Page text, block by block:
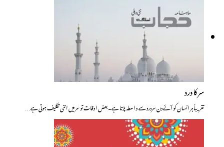
سر کا درد
تقریباً ہر انسان کو آئے دن سردرد سے واسطہ پڑتا ہے۔ بعض اوقات تو سر میں اتنی تکلیف ہوتی ہے…